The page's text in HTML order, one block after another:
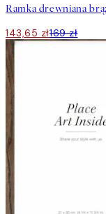
Ramka drewniana
143,65 zł169 zł